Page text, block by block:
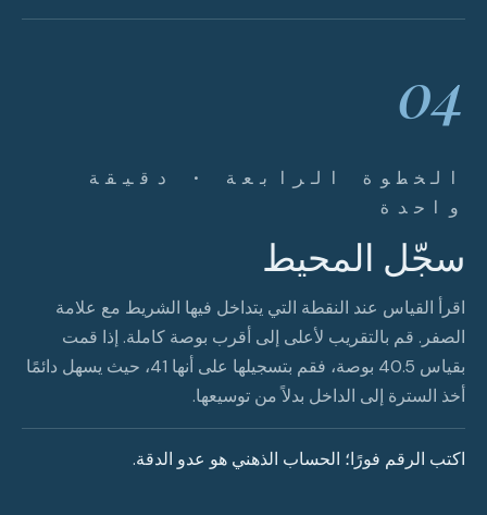
04
الخطوة الرابعة · دقيقة
واحدة
سجّل المحيط
اقرأ القياس عند النقطة التي يتداخل فيها الشريط مع علامة
الصفر. قم بالتقريب لأعلى إلى أقرب بوصة كاملة. إذا قمت
بقياس 40.5 بوصة، فقم بتسجيلها على أنها 41، حيث يسهل دائمًا
أخذ السترة إلى الداخل بدلاً من توسيعها.
اكتب الرقم فورًا؛ الحساب الذهني هو عدو الدقة.